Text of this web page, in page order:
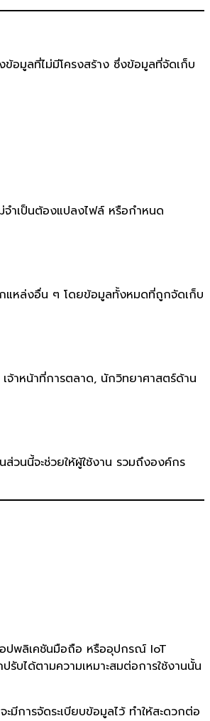
อมูลที่ไม่มีโครงสร้าง ซึ่งข้อมูลที่จัดเก็บ
จำเป็นต้องแปลงไฟล์ หรือกำหนด
กแหล่งอื่น ๆ โดยข้อมูลทั้งหมดที่ถูกจัดเก็บ
จ้าหน้าที่การตลาด, นักวิทยาศาสตร์ด้าน
วนนี้จะช่วยให้ผู้ใช้งาน รวมถึงองค์กร
อปพลิเคชันมือถือ หรืออุปกรณ์ IoT
บได้ตามความเหมาะสมต่อการใช้งานนั้น
การจัดระเบียบข้อมูลไว้ ทำให้สะดวกต่อ